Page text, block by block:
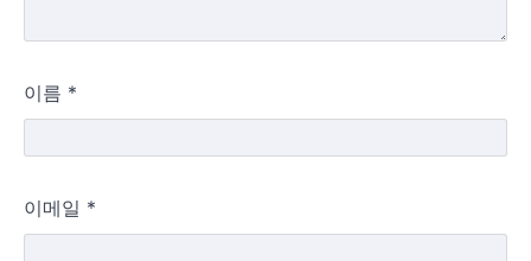
이름 *
이메일 *